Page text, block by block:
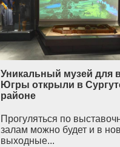
Уникальный музей для
Югры открыли в
районе
Прогуляться по
залам можно будет и в
выходные...